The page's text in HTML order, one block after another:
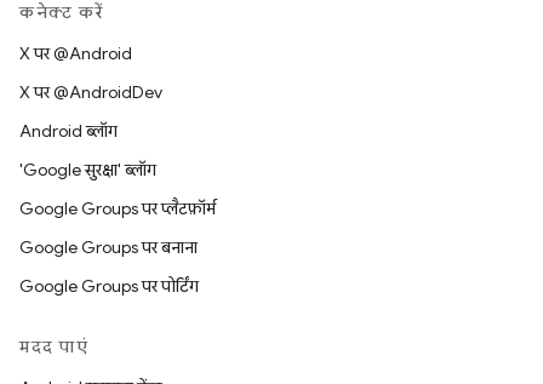
कनेक्ट करें
X पर @Android
X पर @AndroidDev
Android ब्लॉग
'Google सुरक्षा' ब्लॉग
Google Groups पर प्लैटफ़ॉर्म
Google Groups पर बनाना
Google Groups पर पोर्टिंग
मदद पाएं